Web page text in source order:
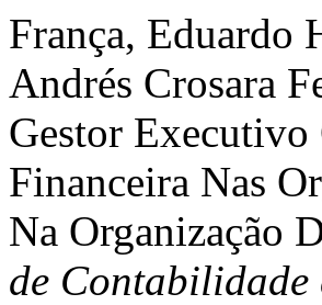
França, Eduardo
Andrés Crosara
Gestor
Financeira Nas
Na Organização
de